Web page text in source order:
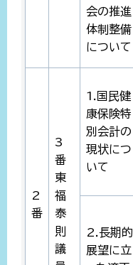
会の推進
体制整備
について
2
番
3
番
東
福
泰
則
議
1.国民健
康保険特
別会計の
現状につ
いて
2.長期的
展望に立